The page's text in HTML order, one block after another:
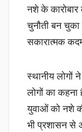
नशे के
चुनौती बन
सकारात्मक
स्थानीय लोगों
लोगों का कहना
युवाओं को नशे
भी प्रशासन से